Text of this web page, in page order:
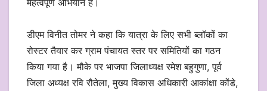
डीएम विनीत तोमर ने कहा कि यात्रा के लिए सभी ब्लॉकों का
रोस्टर तैयार कर ग्राम पंचायत स्तर पर समितियों का गठन
किया गया है। मौके पर भाजपा जिलाध्यक्ष रमेश बहुगुणा, पूर्व
जिला अध्यक्ष रवि रौतेला, मुख्य विकास अधिकारी आकांक्षा कोंडे,